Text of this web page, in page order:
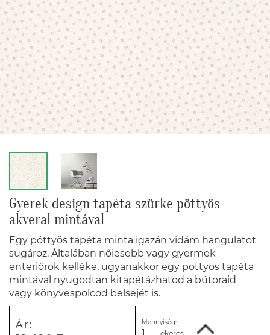
Gyerek design tapéta szürke pöttyös
akveral mintával
Egy pöttyös tapéta minta igazán vidám hangulatot
sugároz. Általában nőiesebb vagy gyermek
enteriőrök kelléke, ugyanakkor egy pöttyös tapéta
mintával nyugodtan kitapétázhatod a bútoraid
vagy könyvespolcod belsejét is.
Ár: Mennyiség: